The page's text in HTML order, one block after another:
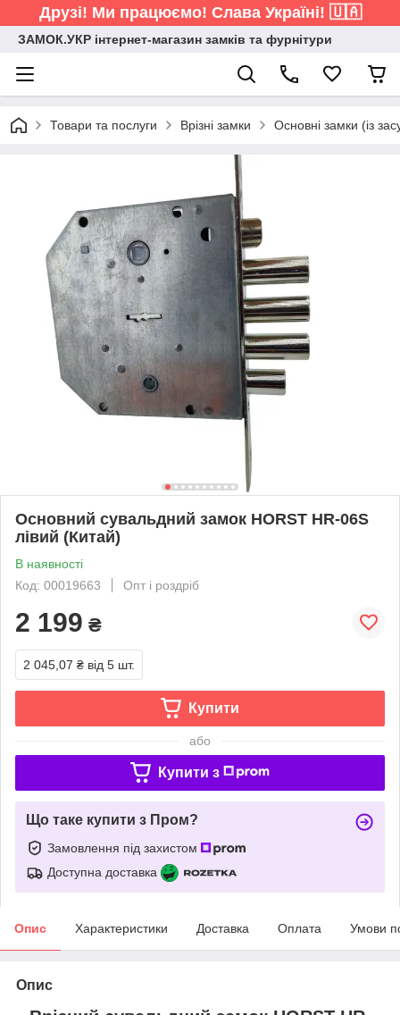
Друзі! Ми працюємо! Слава Україні! 🇺🇦
ЗАМОК.УКР інтернет-магазин замків та фурнітури
Товари та послуги Врізні замки Основні замки (із
Основний сувальдний замок HORST HR-06S
лівий (Китай)
В наявності
Код: 00019663
Опт і роздріб
2 199 ₴
2 045,07 ₴ від 5 шт.
Купити
або
Купити з
Що таке купити з Пром?
Замовлення під захистом
Доступна доставка
Опис Характеристики Доставка Оплата Умови
Опис